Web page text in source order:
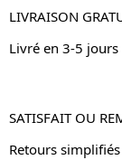
LIVRAISON
Livré en 3-5 jours
SATISFAIT OU
Retours